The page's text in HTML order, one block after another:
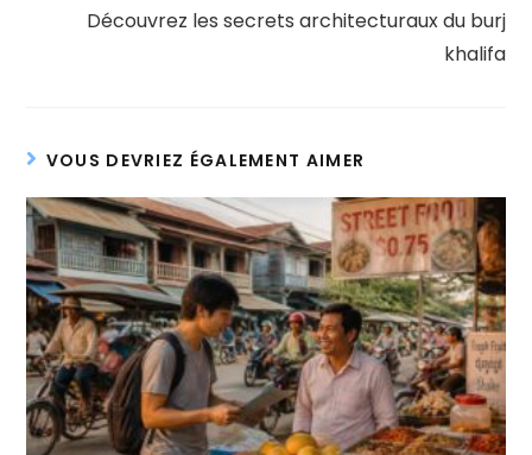
Découvrez les secrets architecturaux du burj
khalifa
VOUS DEVRIEZ ÉGALEMENT AIMER